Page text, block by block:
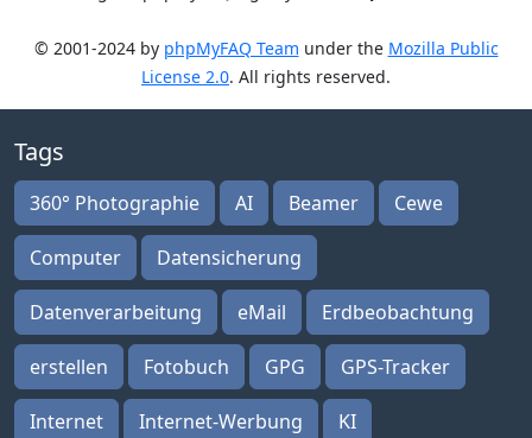
© 2001-2024 by phpMyFAQ Team under the Mozilla Public
License 2.0. All rights reserved.
Tags
360° Photographie AI Beamer Cewe
Computer Datensicherung
Datenverarbeitung eMail Erdbeobachtung
erstellen Fotobuch GPG GPS-Tracker
Internet Internet-Werbung KI